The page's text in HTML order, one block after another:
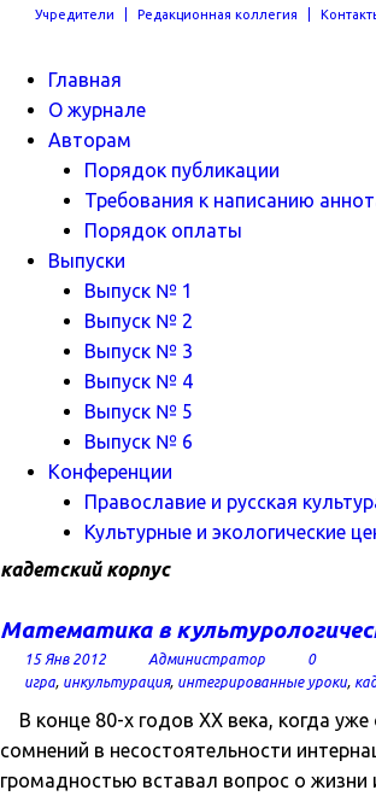
Учредители Редакционная коллегия
Главная
О журнале
Авторам
Порядок публикации
Требования к написанию
Порядок оплаты
Выпуски
Выпуск № 1
Выпуск № 2
Выпуск № 3
Выпуск № 4
Выпуск № 5
Выпуск № 6
Конференции
Православие и русская
Культурные и экологические
кадетский корпус
Математика в
15 Янв 2012 Администратор
0
игра, инкультурация, интегрированные уроки,
В конце 80-х годов ХХ века, когда
сомнений в несостоятельности
громадностью вставал вопрос о жизни